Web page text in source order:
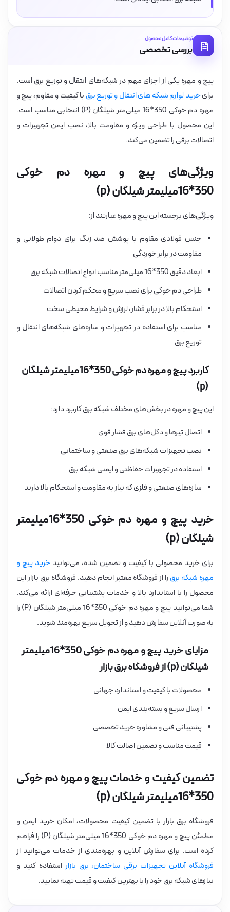
توضیحات کامل محصول
بررسی تخصصی
پیچ و مهره یکی از اجزای مهم در شبکه‌های انتقال و توزیع برق است.
برایخرید لوازم شبکه های انتقال و توزیع برق با کیفیت و مقاوم، پیچ و
مهره دم خوکی 350*16 میلی‌متر شیلگان (P) انتخابی مناسب است.
این محصول با طراحی ویژه و مقاومت بالا، نصب ایمن تجهیزات و
اتصالات برقی را تضمین می‌کند.
ویژگی‌های پیچ و مهره دم خوکی
350*16میلیمتر شیلگان (p)
ویژگی‌های برجسته این پیچ و مهره عبارتند از:
جنس فولادی مقاوم با پوشش ضد زنگ برای دوام طولانی و
مقاومت در برابر خوردگی
ابعاد دقیق 350*16 میلی‌متر مناسب انواع اتصالات شبکه برق
طراحی دم خوکی برای نصب سریع و محکم کردن اتصالات
استحکام بالا در برابر فشار، لرزش و شرایط محیطی سخت
مناسب برای استفاده در تجهیزات و سازه‌های شبکه‌های انتقال و
توزیع برق
کاربرد پیچ و مهره دم خوکی 350*16میلیمتر شیلگان
(p)
این پیچ و مهره در بخش‌های مختلف شبکه برق کاربرد دارد:
اتصال تیرها و دکل‌های برق فشار قوی
نصب تجهیزات شبکه‌های برق صنعتی و ساختمانی
استفاده در تجهیزات حفاظتی و ایمنی شبکه برق
سازه‌های صنعتی و فلزی که نیاز به مقاومت و استحکام بالا دارند
خرید پیچ و مهره دم خوکی 350*16میلیمتر
شیلگان (p)
برای خرید محصولی با کیفیت و تضمین شده، می‌توانید خرید پیچ و
مهره شبکه برق را از فروشگاه معتبر انجام دهید. فروشگاه برق بازار این
محصول را با استاندارد بالا و خدمات پشتیبانی حرفه‌ای ارائه می‌کند.
شما می‌توانید پیچ و مهره دم خوکی 350*16 میلی‌متر شیلگان (P) را
به صورت آنلاین سفارش دهید و از تحویل سریع بهره‌مند شوید.
مزایای خرید پیچ و مهره دم خوکی 350*16میلیمتر
شیلگان (p) از فروشگاه برق بازار
محصولات با کیفیت و استاندارد جهانی
ارسال سریع و بسته‌بندی ایمن
پشتیبانی فنی و مشاوره خرید تخصصی
قیمت مناسب و تضمین اصالت کالا
تضمین کیفیت و خدمات پیچ و مهره دم خوکی
350*16میلیمتر شیلگان (p)
فروشگاه برق بازار با تضمین کیفیت محصولات، امکان خرید ایمن و
مطمئن پیچ و مهره دم خوکی 350*16 میلی‌متر شیلگان (P) را فراهم
کرده است. برای سفارش آنلاین و بهره‌مندی از خدمات می‌توانید از
فروشگاه آنلاین تجهیزات برقی ساختمان، برق بازاراستفاده کنید و
نیازهای شبکه برق خود را با بهترین کیفیت و قیمت تهیه نمایید.